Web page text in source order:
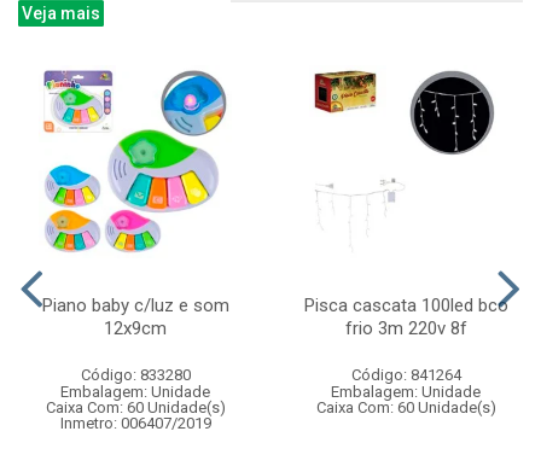
Veja mais
Piano baby c/luz e som
12x9cm
Código: 833280
Embalagem: Unidade
Caixa Com: 60 Unidade(s)
Inmetro: 006407/2019
Pisca cascata 100led bco
frio 3m 220v 8f
Código: 841264
Embalagem: Unidade
Caixa Com: 60 Unidade(s)